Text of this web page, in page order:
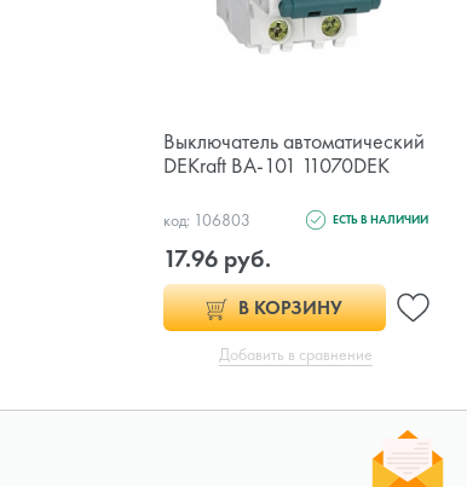
Выключатель автоматический
DEKraft ВА-101 11070DEK
код: 106803 ЕСТЬ В НАЛИЧИИ
17.96 руб.
В КОРЗИНУ
Добавить в сравнение